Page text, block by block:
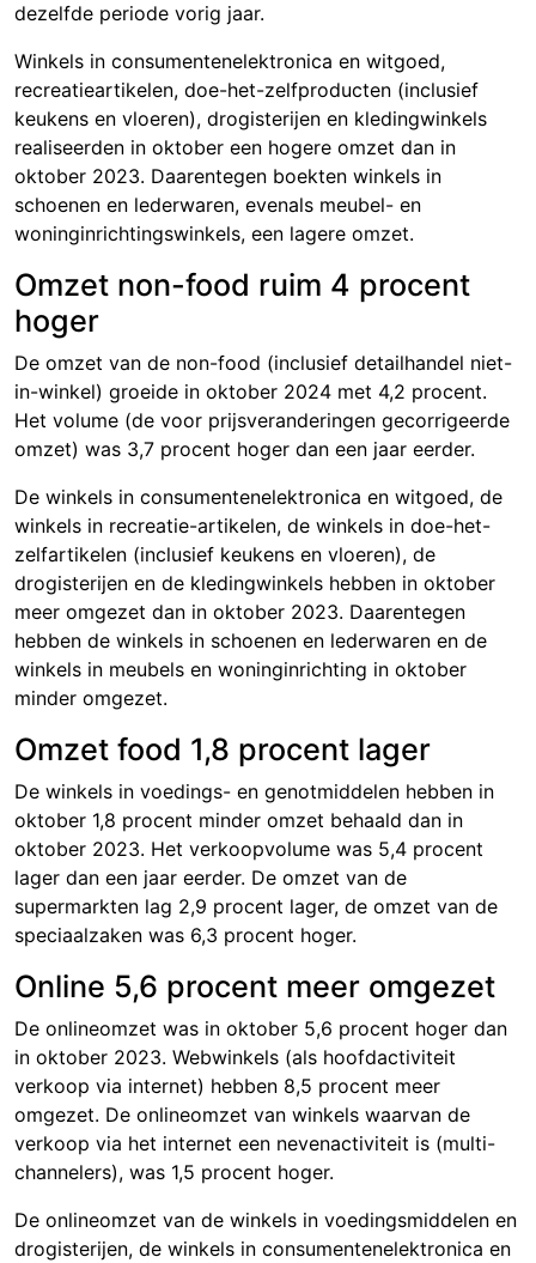
dezelfde periode vorig jaar.
Winkels in consumentenelektronica en witgoed,
recreatieartikelen, doe-het-zelfproducten (inclusief
keukens en vloeren), drogisterijen en kledingwinkels
realiseerden in oktober een hogere omzet dan in
oktober 2023. Daarentegen boekten winkels in
schoenen en lederwaren, evenals meubel- en
woninginrichtingswinkels, een lagere omzet.
Omzet non-food ruim 4 procent
hoger
De omzet van de non-food (inclusief detailhandel niet-
in-winkel) groeide in oktober 2024 met 4,2 procent.
Het volume (de voor prijsveranderingen gecorrigeerde
omzet) was 3,7 procent hoger dan een jaar eerder.
De winkels in consumentenelektronica en witgoed, de
winkels in recreatie-artikelen, de winkels in doe-het-
zelfartikelen (inclusief keukens en vloeren), de
drogisterijen en de kledingwinkels hebben in oktober
meer omgezet dan in oktober 2023. Daarentegen
hebben de winkels in schoenen en lederwaren en de
winkels in meubels en woninginrichting in oktober
minder omgezet.
Omzet food 1,8 procent lager
De winkels in voedings- en genotmiddelen hebben in
oktober 1,8 procent minder omzet behaald dan in
oktober 2023. Het verkoopvolume was 5,4 procent
lager dan een jaar eerder. De omzet van de
supermarkten lag 2,9 procent lager, de omzet van de
speciaalzaken was 6,3 procent hoger.
Online 5,6 procent meer omgezet
De onlineomzet was in oktober 5,6 procent hoger dan
in oktober 2023. Webwinkels (als hoofdactiviteit
verkoop via internet) hebben 8,5 procent meer
omgezet. De onlineomzet van winkels waarvan de
verkoop via het internet een nevenactiviteit is (multi-
channelers), was 1,5 procent hoger.
De onlineomzet van de winkels in voedingsmiddelen en
drogisterijen, de winkels in consumentenelektronica en